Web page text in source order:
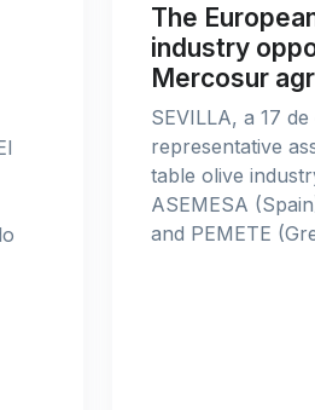
The
industry
Mercosur
SEVILLA, a 17
representative
table olive
ASEMESA
and PEMETE